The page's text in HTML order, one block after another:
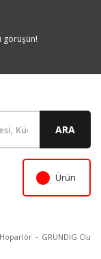
görüşün!
ARA
Ürün
Hoparlör GRUNDIG